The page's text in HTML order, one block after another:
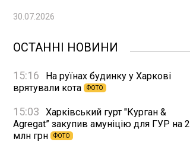
30.07.2026
ОСТАННІ НОВИНИ
15:16
На руїнах будинку у Харкові
врятували кота
ФОТО
15:03
Харківський гурт "Курган &
Agregat” закупив амуніцію для ГУР на 2
млн грн
ФОТО